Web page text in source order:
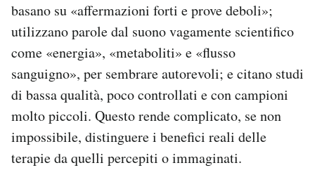
basano su «affermazioni forti e prove deboli»;
utilizzano parole dal suono vagamente scientifico
come «energia», «metaboliti» e «flusso
sanguigno», per sembrare autorevoli; e citano studi
di bassa qualità, poco controllati e con campioni
molto piccoli. Questo rende complicato, se non
impossibile, distinguere i benefici reali delle
terapie da quelli percepiti o immaginati.